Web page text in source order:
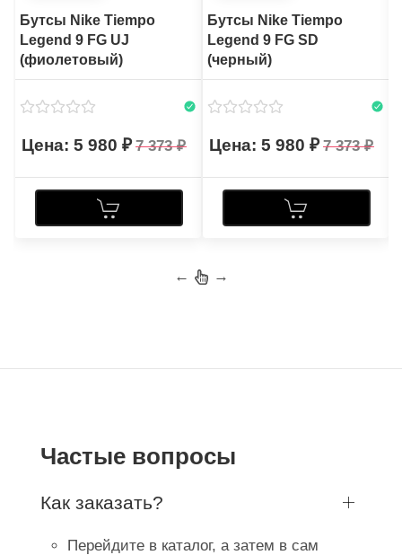
Бутсы Nike Tiempo
Legend 9 FG UJ
(фиолетовый)
5 980 7 373
Бутсы Nike Tiempo
Legend 9 FG SD
(черный)
5 980 7 373
← →
Частые вопросы
Как заказать?
Перейдите в каталог, а затем в сам